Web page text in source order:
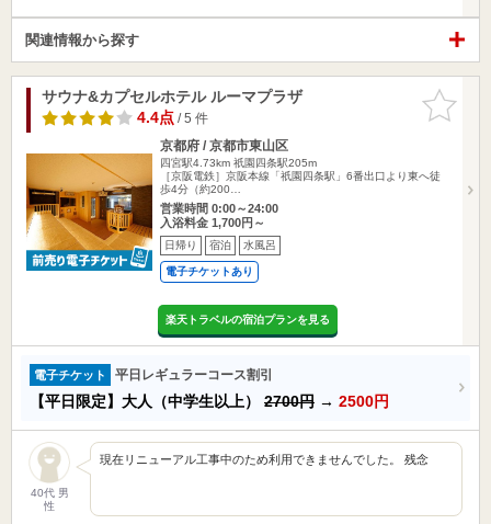
関連情報から探す
お気に入
りに追加
サウナ&カプセルホテル ルーマプラザ
4.4点/ 5 件
京都府 / 京都市東山区
四宮駅4.73km 祇園四条駅205m
［京阪電鉄］京阪本線「祇園四条駅」6番出口より東へ徒
歩4分（約200…
営業時間 0:00～24:00
入浴料金 1,700円～
日帰り 宿泊 水風呂
電子チケットあり
楽天トラベルの宿泊プランを見る
電子チケット 平日レギュラーコース割引
【平日限定】大人（中学生以上） 2700円 → 2500円
40代 男
性
現在リニューアル工事中のため利用できませんでした。 残念